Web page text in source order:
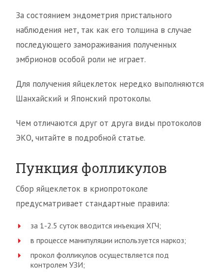
За состоянием эндометрия пристального
наблюдения нет, так как его толщина в случае
последующего замораживания полученных
эмбрионов особой роли не играет.
Для получения яйцеклеток нередко выполняются
Шанхайский и Японский протоколы.
Чем отличаются друг от друга виды протоколов
ЭКО, читайте в подробной статье.
Пункция фолликулов
Сбор яйцеклеток в криопротоколе
предусматривает стандартные правила:
за 1-2.5 суток вводится инъекция ХГЧ;
в процессе манипуляции используется наркоз;
прокол фолликулов осуществляется под
контролем УЗИ;